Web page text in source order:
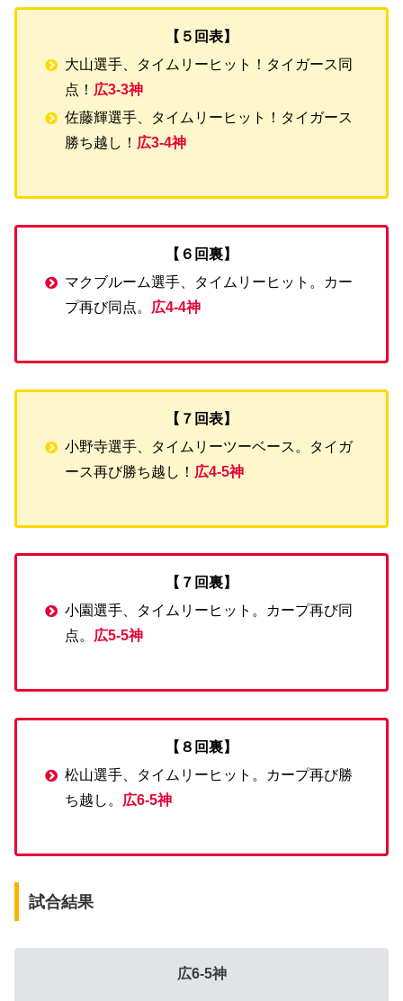
【５回表】
大山選手、タイムリーヒット！タイガース同
点！ 広3-3神
佐藤輝選手、タイムリーヒット！タイガース
勝ち越し！ 広3-4神
【６回裏】
マクブルーム選手、タイムリーヒット。カー
プ再び同点。 広4-4神
【７回表】
小野寺選手、タイムリーツーベース。タイガ
ース再び勝ち越し！ 広4-5神
【７回裏】
小園選手、タイムリーヒット。カープ再び同
点。 広5-5神
【８回裏】
松山選手、タイムリーヒット。カープ再び勝
ち越し。 広6-5神
試合結果
広6-5神